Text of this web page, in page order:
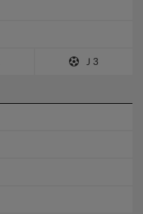
Ｊ3